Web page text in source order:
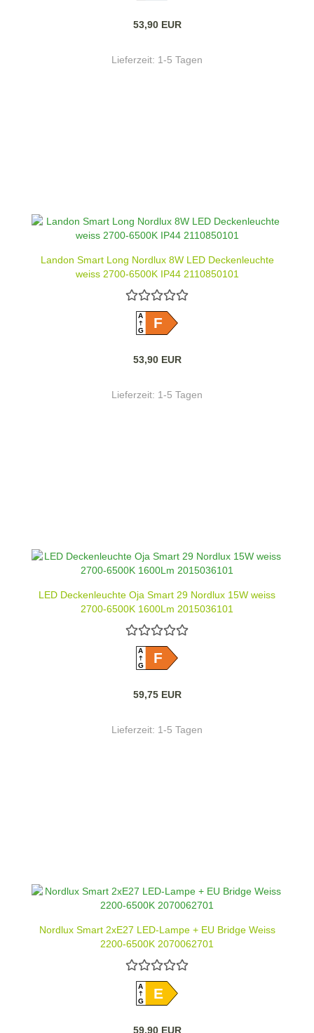
53,90 EUR
Lieferzeit: 1-5 Tagen
Landon Smart Long Nordlux 8W LED Deckenleuchte
weiss 2700-6500K IP44 2110850101
A
GF
53,90 EUR
Lieferzeit: 1-5 Tagen
LED Deckenleuchte Oja Smart 29 Nordlux 15W weiss
2700-6500K 1600Lm 2015036101
A
GF
59,75 EUR
Lieferzeit: 1-5 Tagen
Nordlux Smart 2xE27 LED-Lampe + EU Bridge Weiss
2200-6500K 2070062701
A
GE
59,90 EUR